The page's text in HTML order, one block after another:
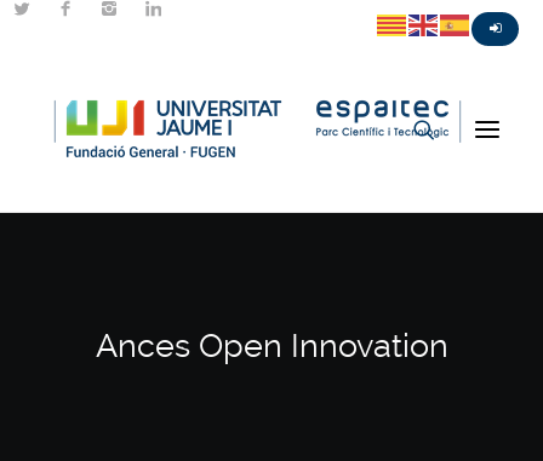
Ances Open Innovation